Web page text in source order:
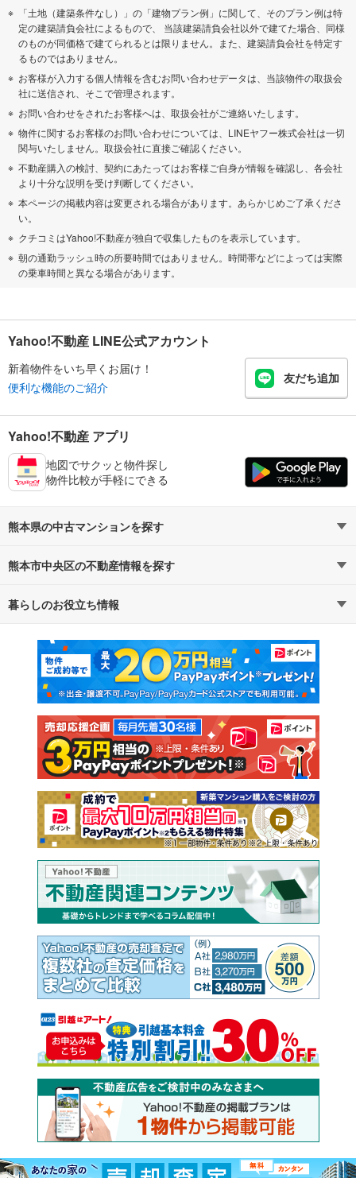
「土地（建築条件なし）」の「建物プラン例」に関して、そのプラン例は特
定の建築請負会社によるもので、 当該建築請負会社以外で建てた場合、同様
のものが同価格で建てられるとは限りません。また、建築請負会社を特定す
るものではありません。
お客様が入力する個人情報を含むお問い合わせデータは、当該物件の取扱会
社に送信され、そこで管理されます。
お問い合わせをされたお客様へは、取扱会社がご連絡いたします。
物件に関するお客様のお問い合わせについては、LINEヤフー株式会社は一切
関与いたしません。取扱会社に直接ご確認ください。
不動産購入の検討、契約にあたってはお客様ご自身が情報を確認し、各会社
より十分な説明を受け判断してください。
本ページの掲載内容は変更される場合があります。あらかじめご了承くださ
い。
クチコミはYahoo!不動産が独自で収集したものを表示しています。
朝の通勤ラッシュ時の所要時間ではありません。時間帯などによっては実際
の乗車時間と異なる場合があります。
Yahoo!不動産 LINE公式アカウント
新着物件をいち早くお届け！
便利な機能のご紹介
友だち追加
Yahoo!不動産 アプリ
地図でサクッと物件探し
物件比較が手軽にできる
熊本県の中古マンションを探す
路線・駅から探す
通勤・通学時間から探す
熊本市中央区の不動産情報を探す
不動産・住宅
新築マンション 中古マンション
新築一戸建て 中古一戸建て
注文住宅 土地
売却査定
暮らしのお役立ち情報
マンションカタログ 教えて！住まいの先生